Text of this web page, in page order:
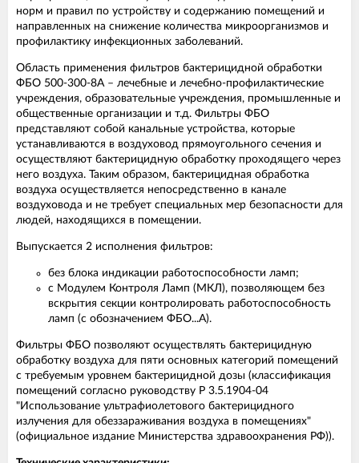
норм и правил по устройству и содержанию помещений и
направленных на снижение количества микроорганизмов и
профилактику инфекционных заболеваний.
Область применения фильтров бактерицидной обработки
ФБО 500-300-8А – лечебные и лечебно-профилактические
учреждения, образовательные учреждения, промышленные и
общественные организации и т.д. Фильтры ФБО
представляют собой канальные устройства, которые
устанавливаются в воздуховод прямоугольного сечения и
осуществляют бактерицидную обработку проходящего через
него воздуха. Таким образом, бактерицидная обработка
воздуха осуществляется непосредственно в канале
воздуховода и не требует специальных мер безопасности для
людей, находящихся в помещении.
Выпускается 2 исполнения фильтров:
без блока индикации работоспособности ламп;
с Модулем Контроля Ламп (МКЛ), позволяющем без
вскрытия секции контролировать работоспособность
ламп (с обозначением ФБО...А).
Фильтры ФБО позволяют осуществлять бактерицидную
обработку воздуха для пяти основных категорий помещений
с требуемым уровнем бактерицидной дозы (классификация
помещений согласно руководству Р 3.5.1904-04
"Использование ультрафиолетового бактерицидного
излучения для обеззараживания воздуха в помещениях"
(официальное издание Министерства здравоохранения РФ)).